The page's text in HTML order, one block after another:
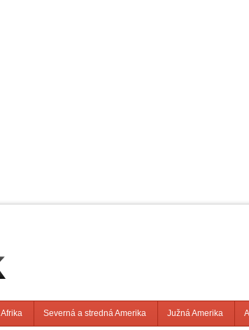
Afrika Severná a stredná Amerika Južná Amerika